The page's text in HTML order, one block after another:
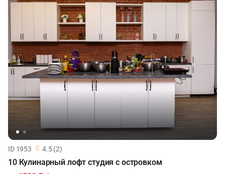
ID 1953 4.5 (2)
10 Кулинарный лофт студия с островком